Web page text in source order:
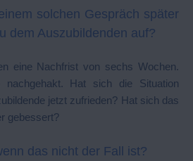
solchen Gespräch später
dem Auszubildenden auf?
eine Nachfrist von sechs Wochen.
Hat sich die Situation
jetzt zufrieden? Hat sich das
gebessert?
das nicht der Fall ist?